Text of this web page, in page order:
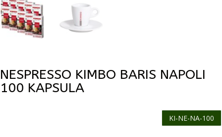
NESPRESSO KIMBO BARIS NAPOLI
100 KAPSULA
KI-NE-NA-100